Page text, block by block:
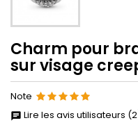
Charm pour
sur visage
Note
Lire les avis utilisateurs